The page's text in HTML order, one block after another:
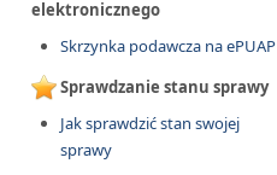
elektronicznego
Skrzynka podawcza na ePUAP
Sprawdzanie stanu sprawy
Jak sprawdzić stan swojej
sprawy